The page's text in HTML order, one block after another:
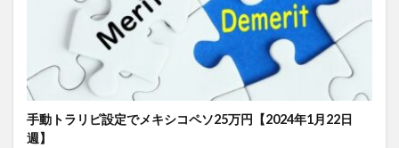
手動トラリピ設定でメキシコペソ25万円【2024年1月22日
週】